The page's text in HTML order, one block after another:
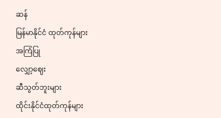
ဆန်
မြန်မာနိုင်ငံ ထုတ်ကုန်များ
အကြံပြု
လျှော့ဈေး
ဆီသွတ်ဘူးများ
ထိုင်းနိုင်ငံထုတ်ကုန်များ